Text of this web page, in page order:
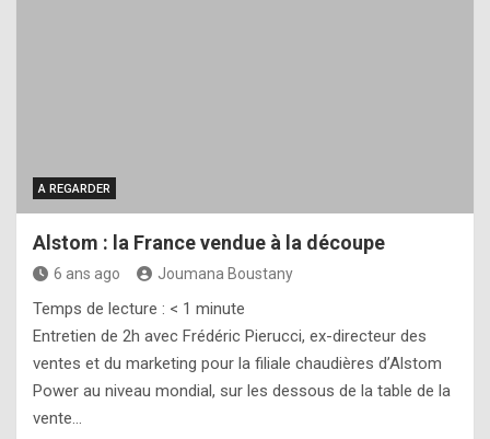
A REGARDER
Alstom : la France vendue à la découpe
6 ans ago Joumana Boustany
Temps de lecture : < 1 minute
Entretien de 2h avec Frédéric Pierucci, ex-directeur des
ventes et du marketing pour la filiale chaudières d’Alstom
Power au niveau mondial, sur les dessous de la table de la
vente…